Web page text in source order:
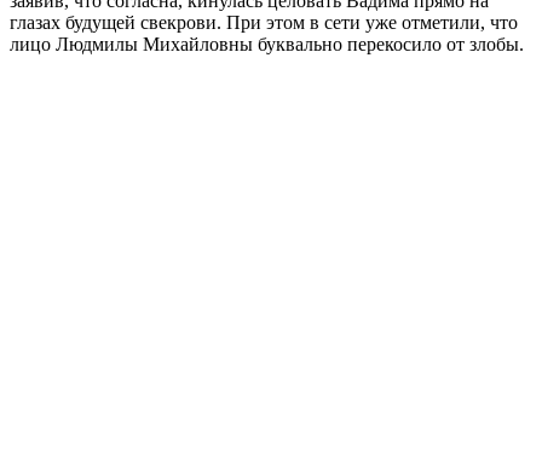
глазах будущей свекрови. При этом в сети уже отметили, что
лицо Людмилы Михайловны буквально перекосило от злобы.